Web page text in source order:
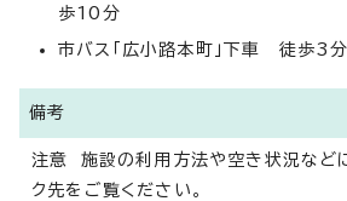
歩10分
市バス「広小路本町」下車 徒歩3分
備考
注意 施設の利用方法や空き状況など
ク先をご覧ください。